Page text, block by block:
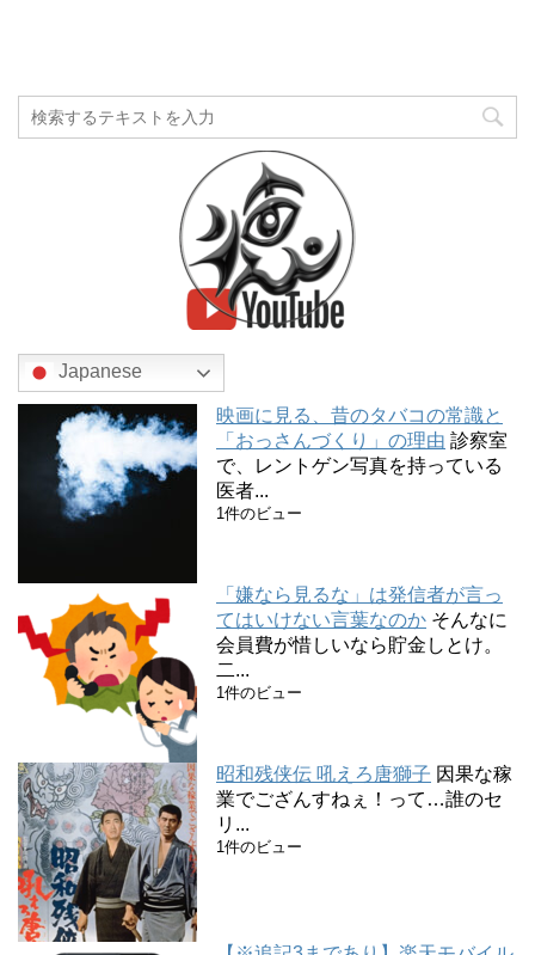
Japanese
映画に見る、昔のタバコの常識と
「おっさんづくり」の理由 診察室
で、レントゲン写真を持っている
医者...
1件のビュー
「嫌なら見るな」は発信者が言っ
てはいけない言葉なのか そんなに
会員費が惜しいなら貯金しとけ。
二...
1件のビュー
昭和残侠伝 吼えろ唐獅子 因果な稼
業でござんすねぇ！って…誰のセ
リ...
1件のビュー